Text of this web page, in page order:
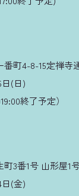
町4-8-15定禅寺
(日)
終了予定）
3番1号 山形屋1
(金)